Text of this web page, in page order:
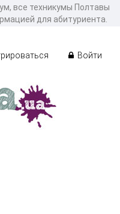
все техникумы Полтавы
для абитуриента.
Войти